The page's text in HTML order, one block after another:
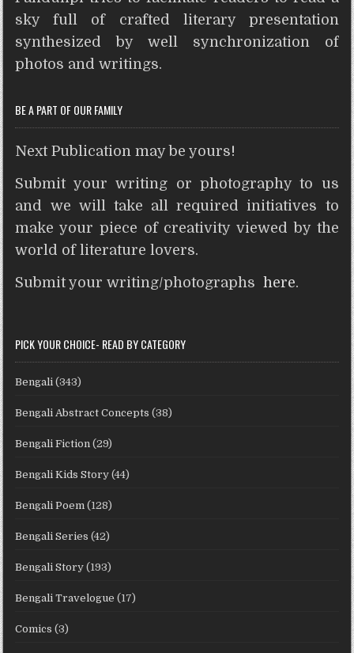
A
p
p
o
o
k
e
r
r
e
s
n
g
e
t
sky full of crafted literary presentation
synthesized by well synchronization of
photos and writings.
BE A PART OF OUR FAMILY
Next Publication may be yours!
Submit your writing or photography to us
and we will take all required initiatives to
make your piece of creativity viewed by the
world of literature lovers.
Submit your writing/photographshere.
PICK YOUR CHOICE- READ BY CATEGORY
Bengali (343)
Bengali Abstract Concepts (38)
Bengali Fiction (29)
Bengali Kids Story (44)
Bengali Poem (128)
Bengali Series (42)
Bengali Story (193)
Bengali Travelogue (17)
Comics (3)